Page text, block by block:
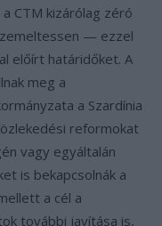
CTM kizárólag zéró
— ezzel
előírt határidőket. A
meg a
a Szardínia
reformokat
vagy egyáltalán
is bekapcsolnák a
a cél a
további javítása is,